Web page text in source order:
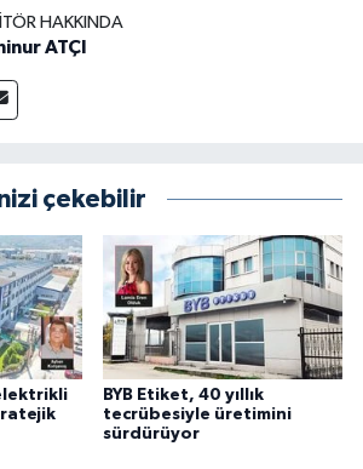
HAKKINDA
ATÇI
çekebilir
BYB Etiket, 40 yıllık
tecrübesiyle üretimini
sürdürüyor